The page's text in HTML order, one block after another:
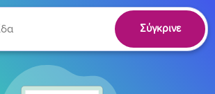
Σύγκρινε